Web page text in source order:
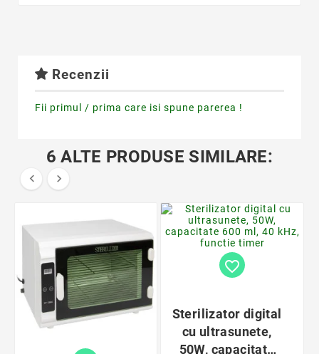
Recenzii
Fii primul / prima care isi spune parerea !
6 ALTE PRODUSE SIMILARE:
 
favorite_border
Sterilizator digital
cu ultrasunete,
50W, capacitate